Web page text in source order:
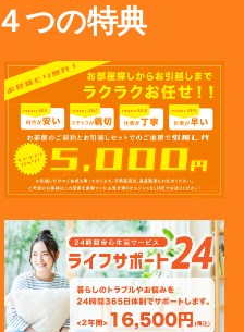
４つの特典